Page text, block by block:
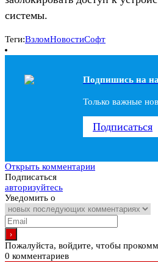
системы.
Теги:ВзломНовостиСофт
Подпишись на
Только важные
Подписаться
Открыть комментарии
Подписаться
авторизуйтесь
Уведомить о
Пожалуйста, войдите, чтобы
0 комментариев